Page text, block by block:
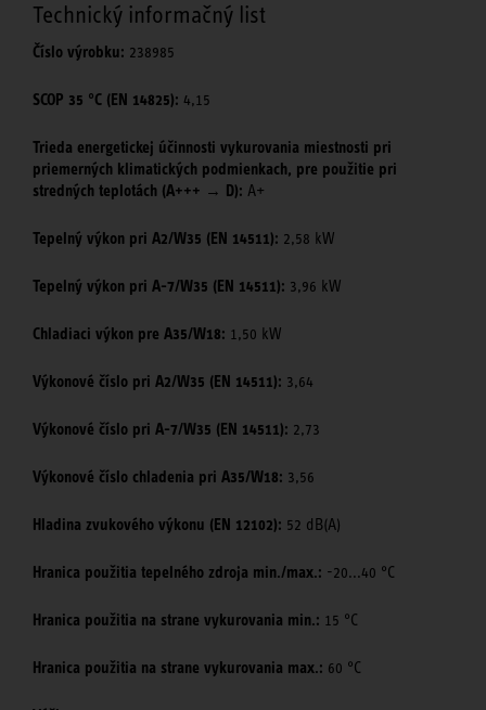
Technický informačný list
Číslo výrobku: 238985
SCOP 35 °C (EN 14825): 4,15
Trieda energetickej účinnosti vykurovania miestnosti pri
priemerných klimatických podmienkach, pre použitie pri
stredných teplotách (A+++ → D): A+
Tepelný výkon pri A2/W35 (EN 14511): 2,58 kW
Tepelný výkon pri A-7/W35 (EN 14511): 3,96 kW
Chladiaci výkon pre A35/W18: 1,50 kW
Výkonové číslo pri A2/W35 (EN 14511): 3,64
Výkonové číslo pri A-7/W35 (EN 14511): 2,73
Výkonové číslo chladenia pri A35/W18: 3,56
Hladina zvukového výkonu (EN 12102): 52 dB(A)
Hranica použitia tepelného zdroja min./max.: -20...40 °C
Hranica použitia na strane vykurovania min.: 15 °C
Hranica použitia na strane vykurovania max.: 60 °C